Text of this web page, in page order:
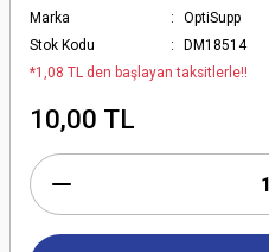
Marka
OptiSupp
Stok Kodu
DM18514
*1,08 TL den başlayan taksitlerle!!
10,00 TL